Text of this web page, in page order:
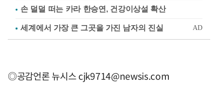
손 덜덜 떠는 카라 한승연, 건강이상설 확산
◎공감언론 뉴시스cjk9714@newsis.com